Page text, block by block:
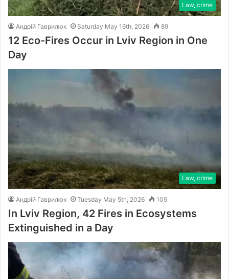
Law, crime
Андрій Гаврилюк Saturday May 16th, 2026 89
12 Eco-Fires Occur in Lviv Region in One
Day
Law, crime
Андрій Гаврилюк Tuesday May 5th, 2026 105
In Lviv Region, 42 Fires in Ecosystems
Extinguished in a Day